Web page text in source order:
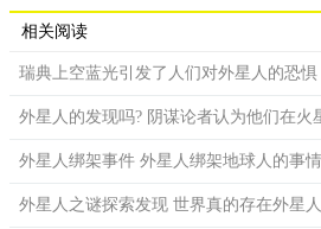
相关阅读
瑞典上空蓝光引发了人们对外星人的恐
外星人的发现吗? 阴谋论者认为他们在火
外星人绑架事件 外星人绑架地球人的事
外星人之谜探索发现 世界真的存在外星